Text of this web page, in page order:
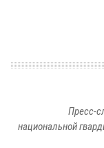
Пресс-
национальной